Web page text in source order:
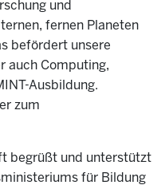
und
fernen Planeten
befördert unsere
auch Computing,
Ausbildung.
zum
begrüßt und unterstützt
für Bildung